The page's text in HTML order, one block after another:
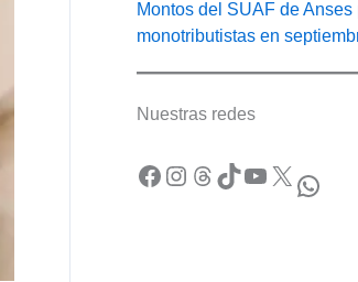
Montos del SUAF de Anses
monotributistas en
Nuestras redes
Facebook Instagram Threads TikTok YouTube X WhatsApp